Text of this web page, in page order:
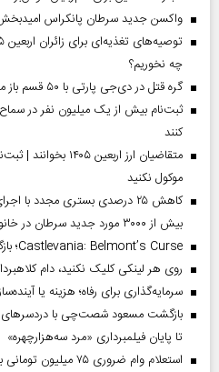
واکسن جدید سرطان پانکراس
چه نخوریم؟
گره قتل در دی‌جی پارتی با ۵۰ قسم باز می‌شود
ثبت‌نام بیش از یک میلیون نفر در سماح
کنند
متقاضیان ارز
موکول نکنید
کاهش ۲۵ درصدی بستری مجدد با
بیش از ۳۰۰۰ مورد جدید سرطان در خانواده بیماران
Castlevania: Belmont’s Curse؛ بازگشت باشکوه شکارچیان خون‌آشام
روی هر لینکی کلیک نکنید، دام
سرمایه‌گذاری برای رفاه؛ هزینه یا
بازگشت مسعود شصت‌چی با دردسر‌های
تا پایان فیلمبرداری «مرد سه‌هزارچهره»
استعلام وام ضروری